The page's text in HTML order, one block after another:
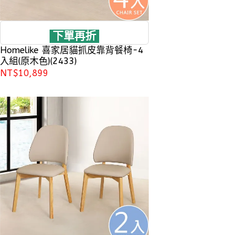
下單再折
Homelike 喜家居貓抓皮靠背餐椅-4
入組(原木色)(2433)
NT$10,899